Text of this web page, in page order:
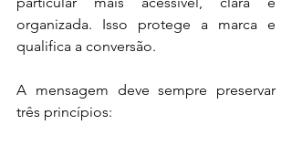
organizada. Isso protege a marca e
qualifica a conversão.
A mensagem deve sempre preservar
três princípios: